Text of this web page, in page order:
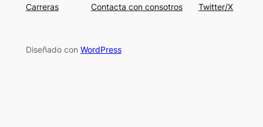
Carreras
Contacta con consotros
Twitter/X
Diseñado con WordPress